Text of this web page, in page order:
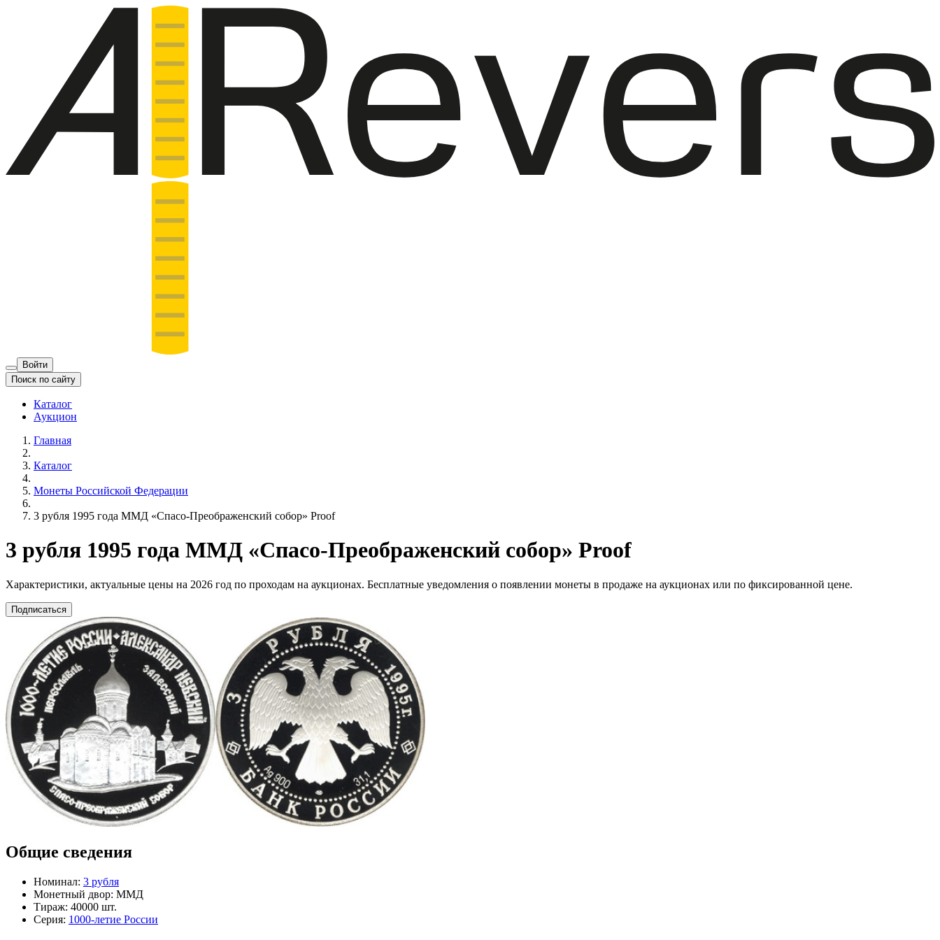
Войти
Поиск по сайту
Каталог
Аукцион
Главная
Каталог
Монеты Российской Федерации
3 рубля 1995 года ММД «Спасо-Преображенский собор» Proof
3 рубля 1995 года ММД «Спасо-Преображенский собор» Proof
Характеристики, актуальные цены на 2026 год по проходам на аукционах. Бесплатные уведомления о появлении монеты в продаже на аукционах или по фиксированной цене.
Подписаться
Общие сведения
Номинал: 3 рубля
Монетный двор: ММД
Тираж: 40000 шт.
Серия: 1000-летие России